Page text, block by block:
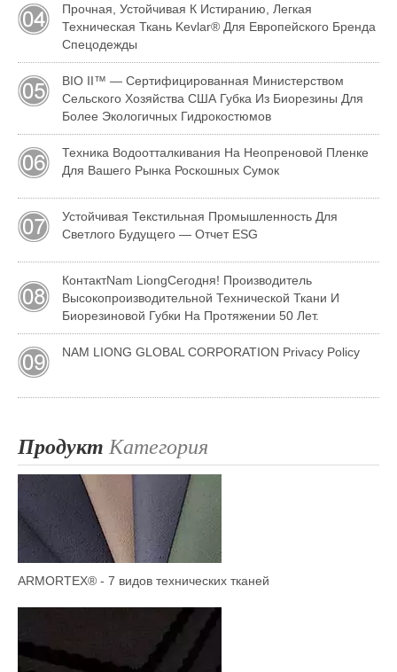
Прочная, Устойчивая К Истиранию, Легкая
Техническая Ткань Kevlar® Для Европейского Бренда
Спецодежды
BIO II™ — Сертифицированная Министерством
Сельского Хозяйства США Губка Из Биорезины Для
Более Экологичных Гидрокостюмов
Техника Водоотталкивания На Неопреновой Пленке
Для Вашего Рынка Роскошных Сумок
Устойчивая Текстильная Промышленность Для
Светлого Будущего — Отчет ESG
КонтактNam LiongСегодня! Производитель
Высокопроизводительной Технической Ткани И
Биорезиновой Губки На Протяжении 50 Лет.
NAM LIONG GLOBAL CORPORATION Privacy Policy
Продукт Категория
ARMORTEX® - 7 видов технических тканей